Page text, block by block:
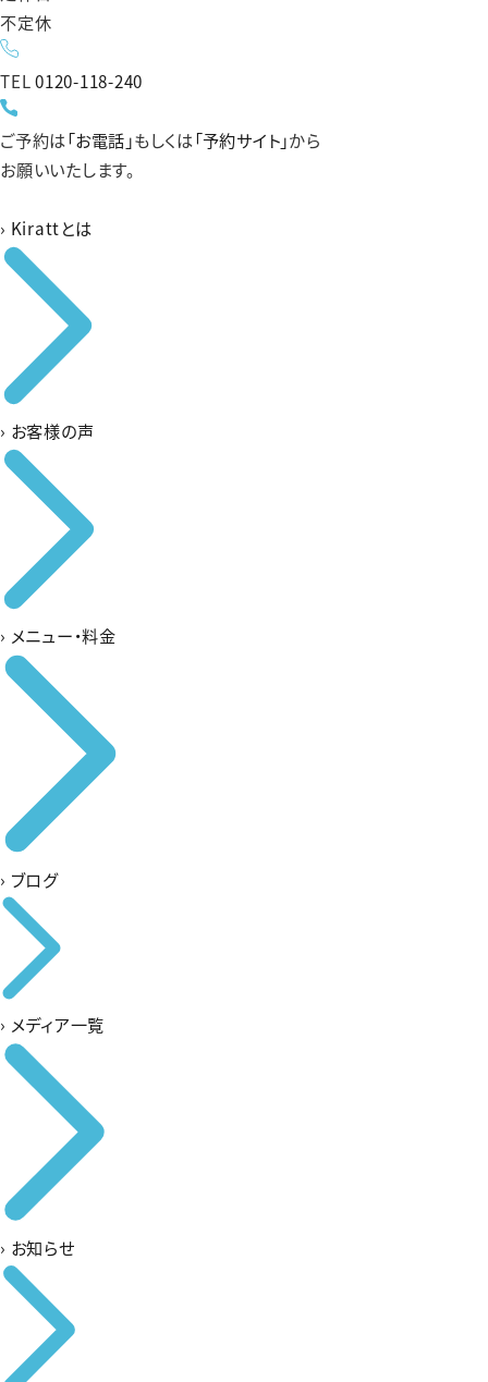
不定休
TEL0120-118-240
ご予約は「お電話」もしくは「予約サイト」から
お願いいたします。
› Kirattとは
› お客様の声
› メニュー・料金
› ブログ
› メディア一覧
› お知らせ